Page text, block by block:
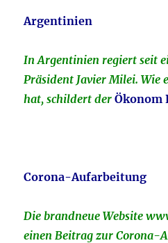
Argentinien
In Argentinien regiert seit
Präsident Javier Milei. Wie
hat, schildert derÖkonom
Corona-Aufarbeitung
Die brandneue Website
einen Beitrag zur Corona-